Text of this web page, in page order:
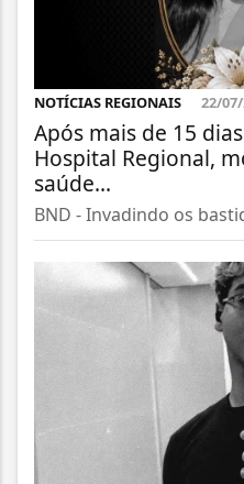
NOTÍCIAS REGIONAIS 22/
Após mais de 15
Hospital Regional,
saúde...
BND - Invadindo os